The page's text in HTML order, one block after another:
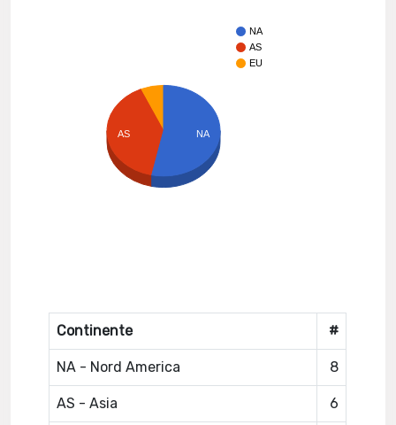
NA
AS
EU
AS NA
Continente #
NA - Nord America 8
AS - Asia 6